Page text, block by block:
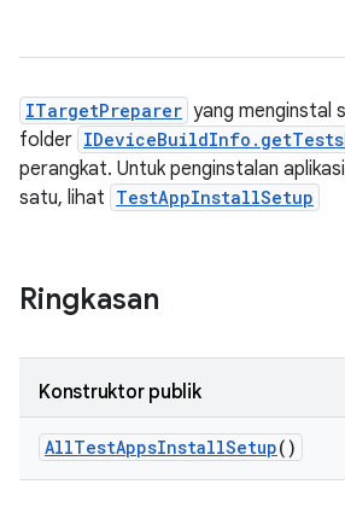
ITargetPreparer yang menginstal
folder
perangkat. Untuk penginstalan
satu, lihat TestAppInstallSetup
Ringkasan
Konstruktor publik
AllTestAppsInstallSetup()